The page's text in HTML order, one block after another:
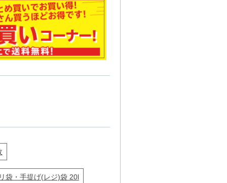
袋・手提げ(レジ)袋 20l